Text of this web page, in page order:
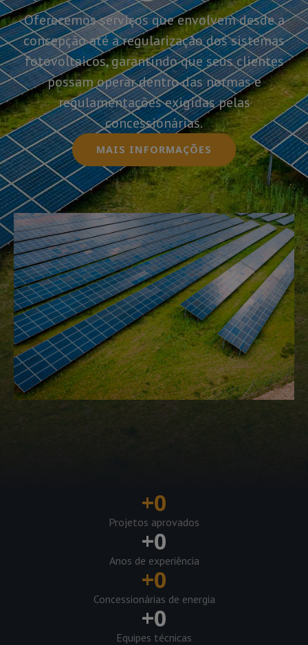
Oferecemos serviços que envolvem desde a
concepção até a regularização dos sistemas
fotovoltaicos, garantindo que seus clientes
possam operar dentro das normas e
regulamentações exigidas pelas
concessionárias.
MAIS INFORMAÇÕES
+0
Projetos aprovados
+0
Anos de experiência
+0
Concessionárias de energia
+0
Equipes técnicas